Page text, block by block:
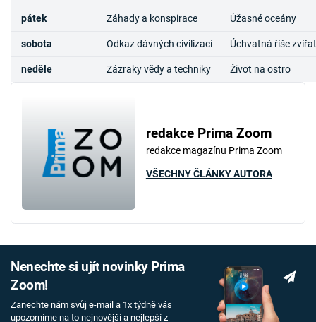
pátek Záhady a konspirace Úžasné oceány
sobota Odkaz dávných civilizací Úchvatná říše zvířat
neděle Zázraky vědy a techniky Život na ostro
redakce Prima Zoom
redakce magazínu Prima Zoom
VŠECHNY ČLÁNKY AUTORA
Nenechte si ujít novinky Prima
Zoom!
Zanechte nám svůj e-mail a 1x týdně vás
upozorníme na to nejnovější a nejlepší z